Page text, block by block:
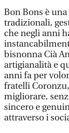
Bon Bons è
tradizionali,
che negli anni
bisnonna Cià
artigianalità e
anni fa per
fratelli
migliorare,
sincero e
attraverso i